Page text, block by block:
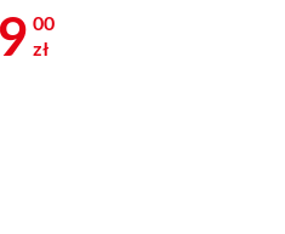
59 zł
00
zł